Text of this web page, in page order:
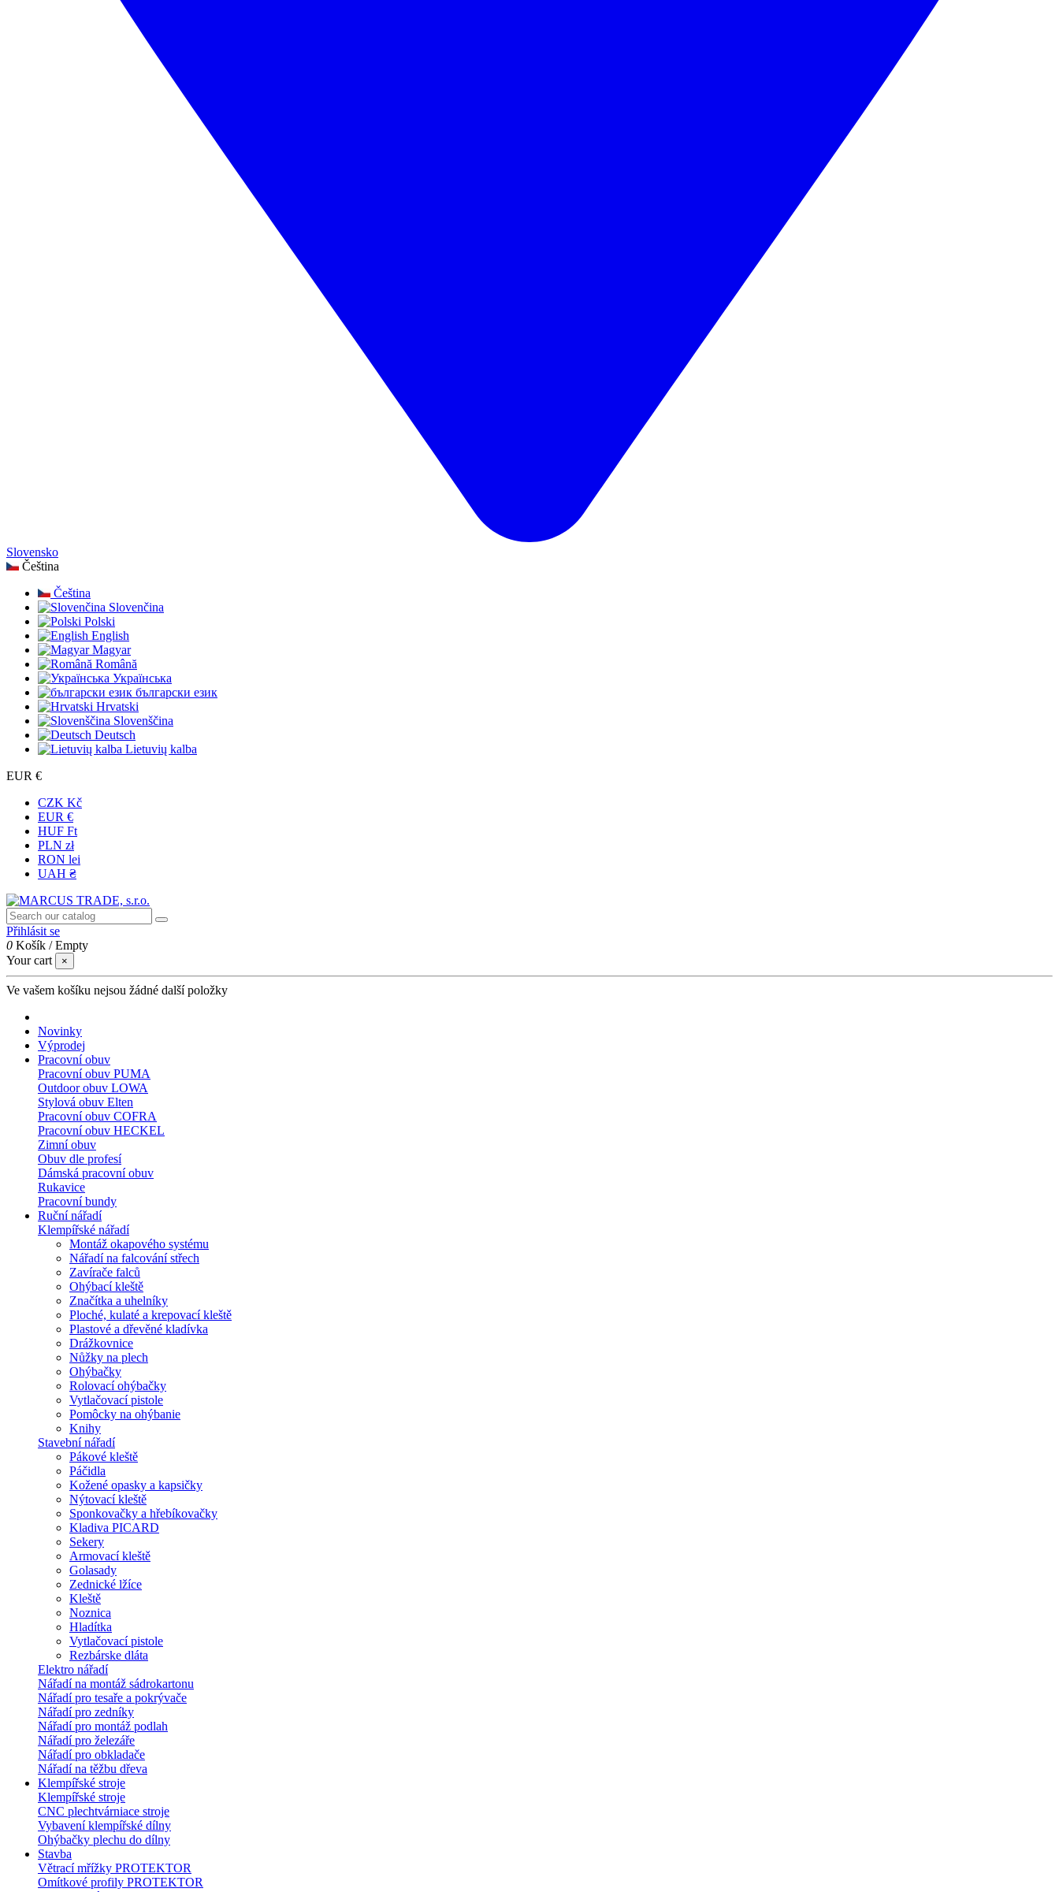
Slovensko
Čeština
Čeština
Slovenčina
Polski
English
Magyar
Română
Українська
български език
Hrvatski
Slovenščina
Deutsch
Lietuvių kalba
EUR €
CZK Kč
EUR €
HUF Ft
PLN zł
RON lei
UAH ₴
Přihlásit se
0 Košík /Empty
Your cart
×
Ve vašem košíku nejsou žádné další položky
Novinky
Výprodej
Pracovní obuv
Pracovní obuv PUMA
Outdoor obuv LOWA
Stylová obuv Elten
Pracovní obuv COFRA
Pracovní obuv HECKEL
Zimní obuv
Obuv dle profesí
Dámská pracovní obuv
Rukavice
Pracovní bundy
Ruční nářadí
Klempířské nářadí
Montáž okapového systému
Nářadí na falcování střech
Zavírače falců
Ohýbací kleště
Značítka a uhelníky
Ploché, kulaté a krepovací kleště
Plastové a dřevěné kladívka
Drážkovnice
Nůžky na plech
Ohýbačky
Rolovací ohýbačky
Vytlačovací pistole
Pomôcky na ohýbanie
Knihy
Stavební nářadí
Pákové kleště
Páčidla
Kožené opasky a kapsičky
Nýtovací kleště
Sponkovačky a hřebíkovačky
Kladiva PICARD
Sekery
Armovací kleště
Golasady
Zednické lžíce
Kleště
Noznica
Hladítka
Vytlačovací pistole
Rezbárske dláta
Elektro nářadí
Nářadí na montáž sádrokartonu
Nářadí pro tesaře a pokrývače
Nářadí pro zedníky
Nářadí pro montáž podlah
Nářadí pro železáře
Nářadí pro obkladače
Nářadí na těžbu dřeva
Klempířské stroje
Klempířské stroje
CNC plechtvárniace stroje
Vybavení klempířské dílny
Ohýbačky plechu do dílny
Stavba
Větrací mřížky PROTEKTOR
Omítkové profily PROTEKTOR